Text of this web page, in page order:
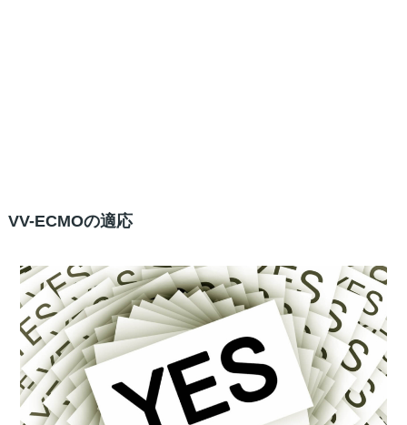
VV-ECMOの適応